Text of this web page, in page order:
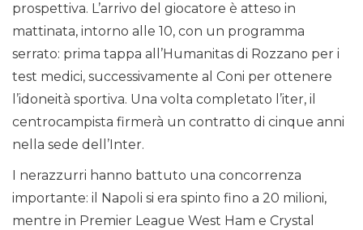
prospettiva. L’arrivo del giocatore è atteso in
mattinata, intorno alle 10, con un programma
serrato: prima tappa all’Humanitas di Rozzano per i
test medici, successivamente al Coni per ottenere
l’idoneità sportiva. Una volta completato l’iter, il
centrocampista firmerà un contratto di cinque anni
nella sede dell’Inter.
I nerazzurri hanno battuto una concorrenza
importante: il Napoli si era spinto fino a 20 milioni,
mentre in Premier League West Ham e Crystal